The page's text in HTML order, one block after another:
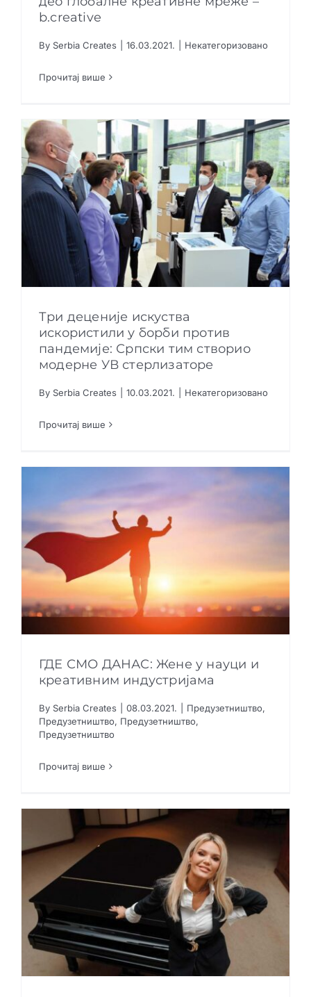
Публикације
Партнери
Контакт
Платформа Србија ствара постала део
b.creative
By Serbia Creates 16.03.2021. Некатегоризовано
Прочитај више
Три деценије искуства искористили у борби
модерне УВ стерлизаторе
Три деценије искуства
искористили у борби против
пандемије: Српски тим створио
модерне УВ стерлизаторе
By Serbia Creates 10.03.2021. Некатегоризовано
Прочитај више
ГДЕ СМО ДАНАС: Жене у науци и
креативним индустријама
Предузетништво
ГДЕ СМО ДАНАС: Жене у науци и
креативним индустријама
By Serbia Creates 08.03.2021. Предузетништво,
Предузетништво, Предузетништво,
Предузетништво
Прочитај више